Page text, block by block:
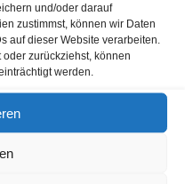
und/oder darauf
zustimmst, können wir Daten
auf dieser Website verarbeiten.
zurückziehst, können
werden.